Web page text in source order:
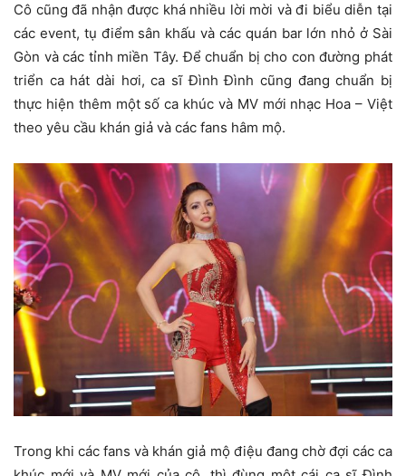
Cô cũng đã nhận được khá nhiều lời mời và đi biểu diễn tại
các event, tụ điểm sân khấu và các quán bar lớn nhỏ ở Sài
Gòn và các tỉnh miền Tây. Để chuẩn bị cho con đường phát
triển ca hát dài hơi, ca sĩ Đình Đình cũng đang chuẩn bị
thực hiện thêm một số ca khúc và MV mới nhạc Hoa – Việt
theo yêu cầu khán giả và các fans hâm mộ.
Trong khi các fans và khán giả mộ điệu đang chờ đợi các ca